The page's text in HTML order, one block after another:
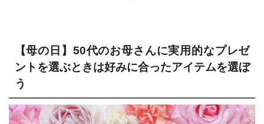
【母の日】50代のお母さんに実用的なプレゼ
ントを選ぶときは好みに合ったアイテムを選ぼ
う